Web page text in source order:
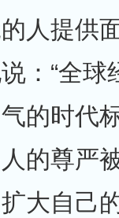
人提供
：“全球
的时代
的尊严
大自己